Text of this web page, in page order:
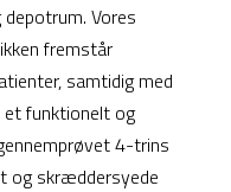
Vores
fremstår
samtidig med
et funktionelt og
4-trins
og skræddersyede